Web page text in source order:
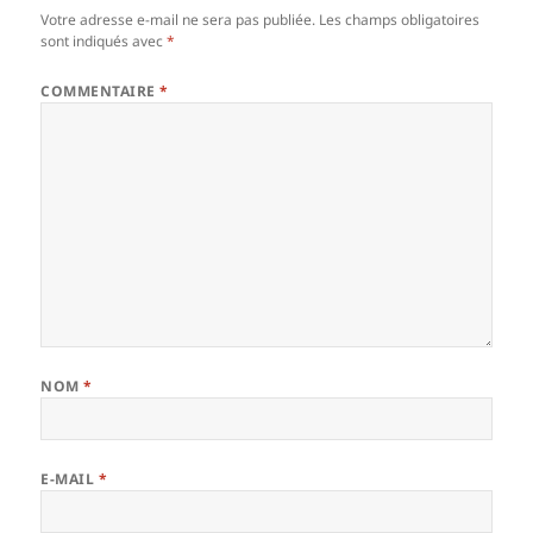
Votre adresse e-mail ne sera pas publiée. Les champs obligatoires
sont indiqués avec*
COMMENTAIRE*
NOM*
E-MAIL *